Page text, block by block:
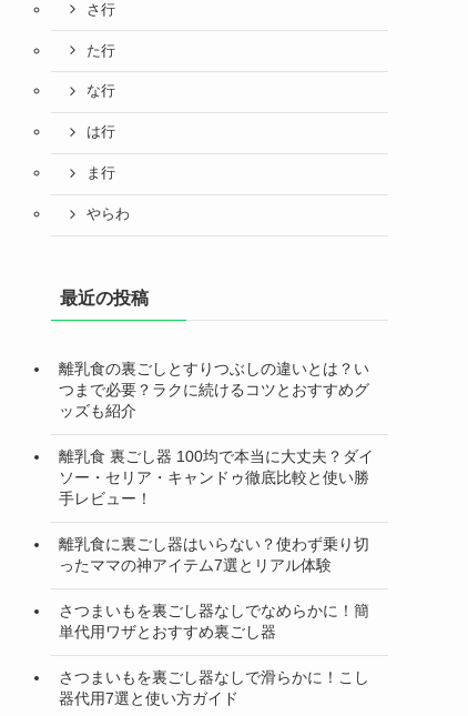
さ行
た行
な行
は行
ま行
やらわ
最近の投稿
離乳食の裏ごしとすりつぶしの違いとは？い
つまで必要？ラクに続けるコツとおすすめグ
ッズも紹介
離乳食 裏ごし器 100均で本当に大丈夫？ダイ
ソー・セリア・キャンドゥ徹底比較と使い勝
手レビュー！
離乳食に裏ごし器はいらない？使わず乗り切
ったママの神アイテム7選とリアル体験
さつまいもを裏ごし器なしでなめらかに！簡
単代用ワザとおすすめ裏ごし器
さつまいもを裏ごし器なしで滑らかに！こし
器代用7選と使い方ガイド